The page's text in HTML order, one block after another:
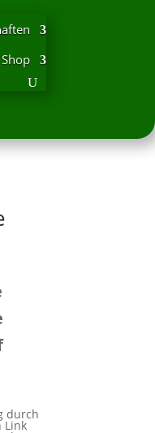
Shop
durch
Link